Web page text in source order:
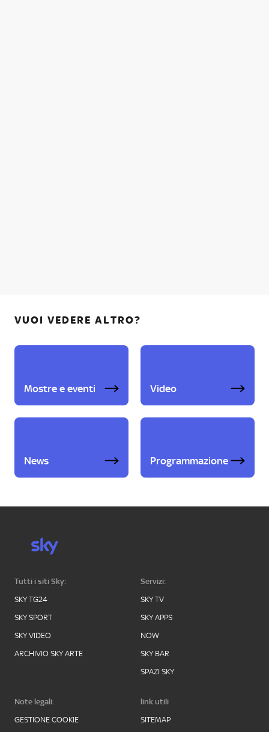
VUOI VEDERE ALTRO?
Mostre e eventi Video
News Programmazione
Tutti i siti Sky:
SKY TG24
SKY SPORT
SKY VIDEO
ARCHIVIO SKY ARTE
Servizi:
SKY TV
SKY APPS
NOW
SKY BAR
SPAZI SKY
Note legali:
GESTIONE COOKIE
link utili
SITEMAP